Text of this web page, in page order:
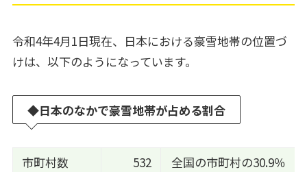
令和4年4月1日現在、日本における豪雪地帯の位置づ
けは、以下のようになっています。
◆日本のなかで豪雪地帯が占める割合
市町村数 532
全国の市町村の30.9％